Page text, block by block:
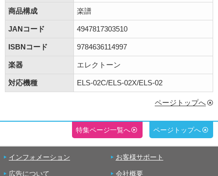
商品構成 楽譜
JANコード 4947817303510
ISBNコード 9784636114997
楽器 エレクトーン
対応機種 ELS-02C/ELS-02X/ELS-02
ページトップへ
特集ページ一覧へ ページトップへ
インフォメーション お客様サポート
広告について 会社概要